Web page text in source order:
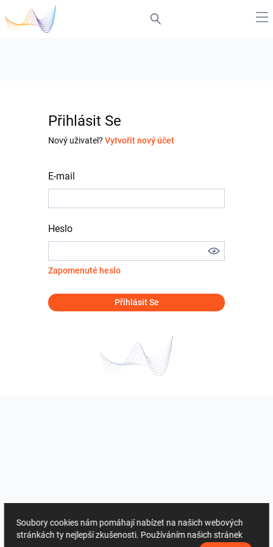
Přihlásit Se
Nový uživatel? Vytvořit nový účet
E-mail
Heslo
Zapomenuté heslo
Přihlásit Se
Soubory cookies nám pomáhají nabízet na našich webových
stránkách ty nejlepší zkušenosti. Používáním našich stránek